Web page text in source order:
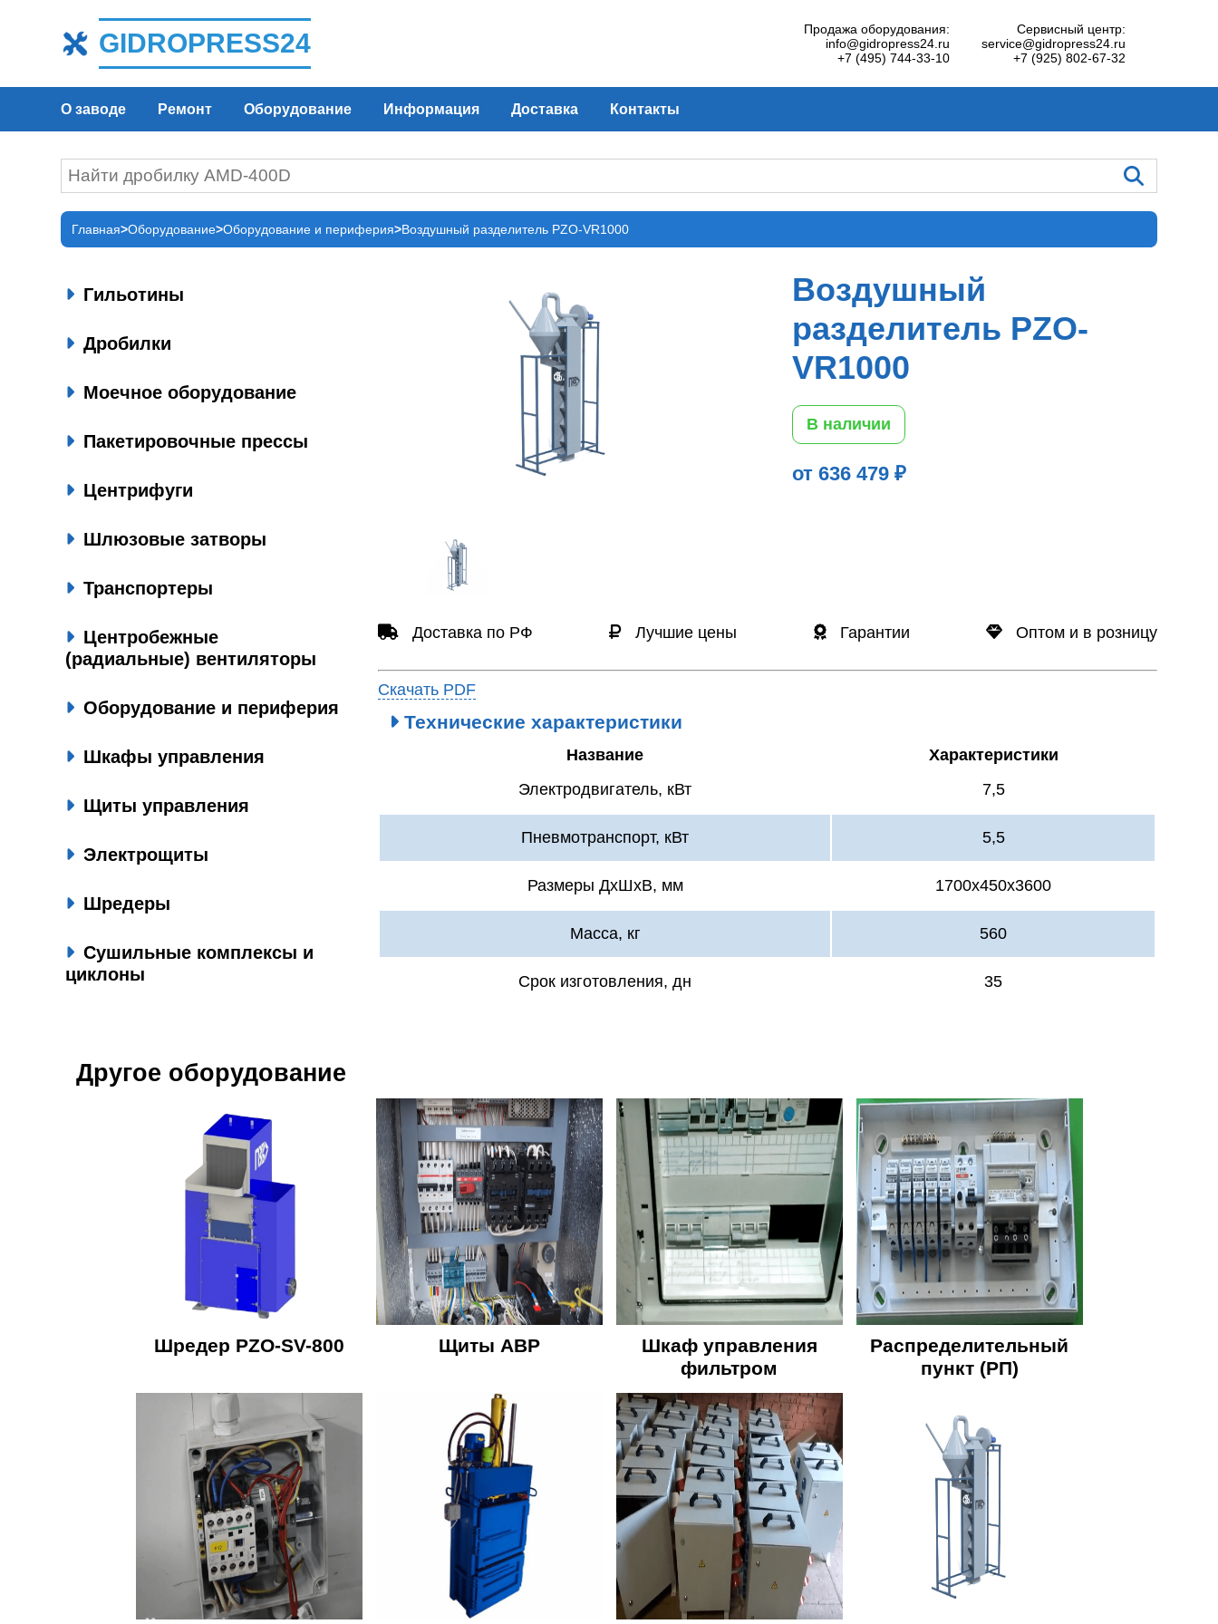
GIDROPRESS24
Продажа оборудования:
info@gidropress24.ru
+7 (495) 744-33-10
Сервисный центр:
service@gidropress24.ru
+7 (925) 802-67-32
О заводе Ремонт Оборудование Информация Доставка Контакты
Главная Оборудование Оборудование и периферия Воздушный разделитель PZO-VR1000
Гильотины
Дробилки
Моечное оборудование
Пакетировочные прессы
Центрифуги
Шлюзовые затворы
Транспортеры
Центробежные
(радиальные) вентиляторы
Оборудование и периферия
Шкафы управления
Щиты управления
Электрощиты
Шредеры
Сушильные комплексы и
циклоны
Воздушный
разделитель PZO-
VR1000
В наличии
от 636 479 ₽
Доставка по РФ Лучшие цены Гарантии Оптом и в розницу
Скачать PDF
Технические характеристики
Название
Характеристики
Электродвигатель, кВт
7,5
Пневмотранспорт, кВт 5,5
Размеры ДхШхВ, мм 1700х450х3600
Масса, кг 560
Срок изготовления, дн 35
Другое оборудование
Шредер PZO-SV-800 Щиты АВР
Шкаф управления
фильтром
Распределительный
пункт (РП)